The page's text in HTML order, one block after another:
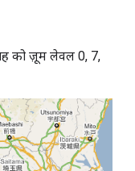
को ज़ूम लेवल 0, 7,